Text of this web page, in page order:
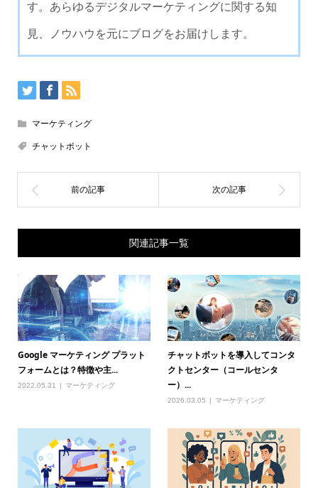
す。あらゆるデジタルマーケティングに関する知
見、ノウハウを元にブログをお届けします。
マーケティング
チャットボット
関連記事一覧
Google マーケティング プラット
フォームとは？特徴や主...
2022.05.31 マーケティング
チャットボットを導入してコンタ
クトセンター（コールセンタ
ー）...
2026.03.05 マーケティング